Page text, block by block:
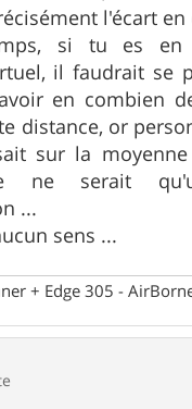
l'écart en
si tu es
il faudrait se
en combien
distance, or
sur la
ne serait
...
sens ...
+ Edge 305 -